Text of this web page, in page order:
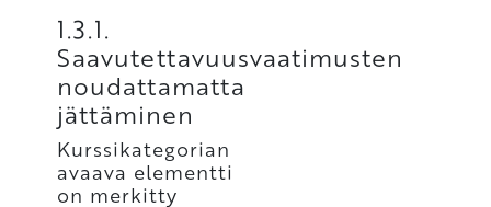
1.3.1.
Saavutettavuusvaatimusten
noudattamatta
jättäminen
Kurssikategorian
avaava elementti
on merkitty